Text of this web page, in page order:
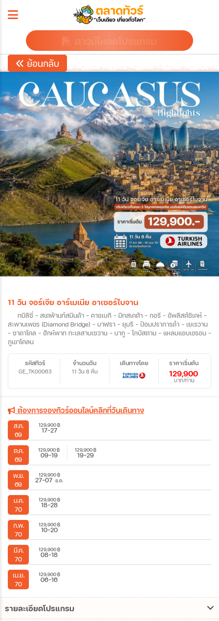
ย้อนกลับ
11 วัน จอร์เจีย อาร์เมเนีย อาเซอร์ไบจาน
ทบิลิซี่ – สเตพ้านท์สมินด้า – คาซเบกิ – มิทสเคต้า – กอรี – อัพลิสต์ซิเคห์ –
สะพานเพชร (Diamond Bridge) – บาฟรา – ยุมริ – ป้อมปราการดำ – เยเรวาน
– ซาดาโคล – ฮักห์พาท ทะเลสาบเซวาน – บากู – โกบัสตาน – แหลมแอบเชรอน –
ภูเขาโคลน
รหัสทัวร์
GE_TK00063
จำนวนวัน
11 วัน 8 คืน
ราคาเริ่มต้น
129,900
บาท/ท่าน
เดินทางโดย
ต้องการจองทัวร์ออนไลน์คลิกที่วันเดินทาง
ส.ค.
69
129,900฿
17-27
ต.ค.
69
129,900฿
09-19
129,900฿
19-29
พ.ย.
69
129,900฿
27-07 ธ.ค.
ม.ค.
70
129,900฿
18-28
ก.พ.
70
129,900฿
10-20
มี.ค.
70
129,900฿
08-18
เม.ย.
70
129,900฿
06-16
รายละเอียดโปรแกรม